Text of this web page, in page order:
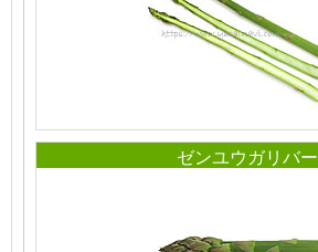
ゼンユウガリバー